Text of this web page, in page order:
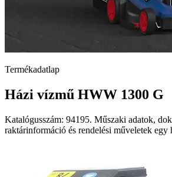
Termékadatlap
Házi vízmű HWW 1300 G
Katalógusszám: 94195. Műszaki adatok,
raktárinformáció és rendelési műveletek egy